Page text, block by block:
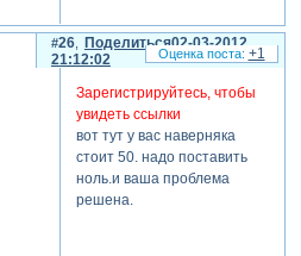
Поделиться
26
02-03-2012
21:12:02
Зарегистрируйтесь, чтобы
увидеть ссылки
вот тут у вас наверняка
стоит 50. надо поставить
ноль.и ваша проблема
решена.
+1